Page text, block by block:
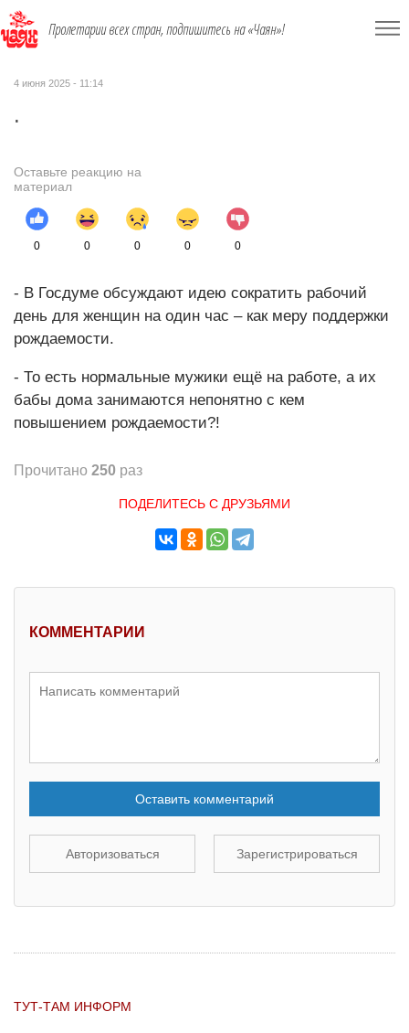
Пролетарии всех стран, подпишитесь на «Чаян»!
4 июня 2025 - 11:14
.
Оставьте реакцию на
материал
0 0 0 0 0
- В Госдуме обсуждают идею сократить рабочий
день для женщин на один час – как меру поддержки
рождаемости.
- То есть нормальные мужики ещё на работе, а их
бабы дома занимаются непонятно с кем
повышением рождаемости?!
Прочитано 250 раз
ПОДЕЛИТЕСЬ С ДРУЗЬЯМИ
КОММЕНТАРИИ
Оставить комментарий
Авторизоваться Зарегистрироваться
ТУТ-ТАМ ИНФОРМ